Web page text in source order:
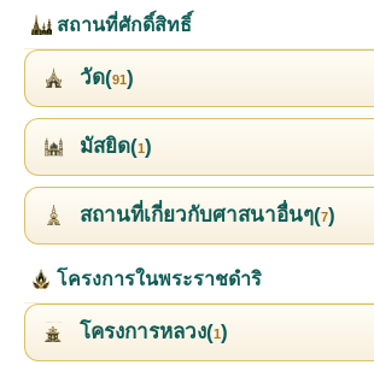
สถานที่ศักดิ์สิทธิ์
วัด(91)
มัสยิด(1)
สถานที่เกี่ยวกับศาสนาอื่นๆ(7)
โครงการในพระราชดำริ
โครงการหลวง(1)